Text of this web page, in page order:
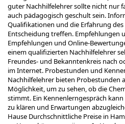
guter Nachhilfelehrer sollte nicht nur
auch pädagogisch geschult sein.
Qualifikationen und die Erfahrung des
Entscheidung treffen. Empfehlungen
Empfehlungen und Online-
einem qualifizierten Nachhilfelehrer
Freundes- und Bekanntenkreis nach
im Internet. Probestunden und
Nachhilfelehrer bieten Probestunden
Möglichkeit, um zu sehen, ob die
stimmt. Ein Kennenlerngespräch
zu klären und Erwartungen
Hause Durchschnittliche Preise in